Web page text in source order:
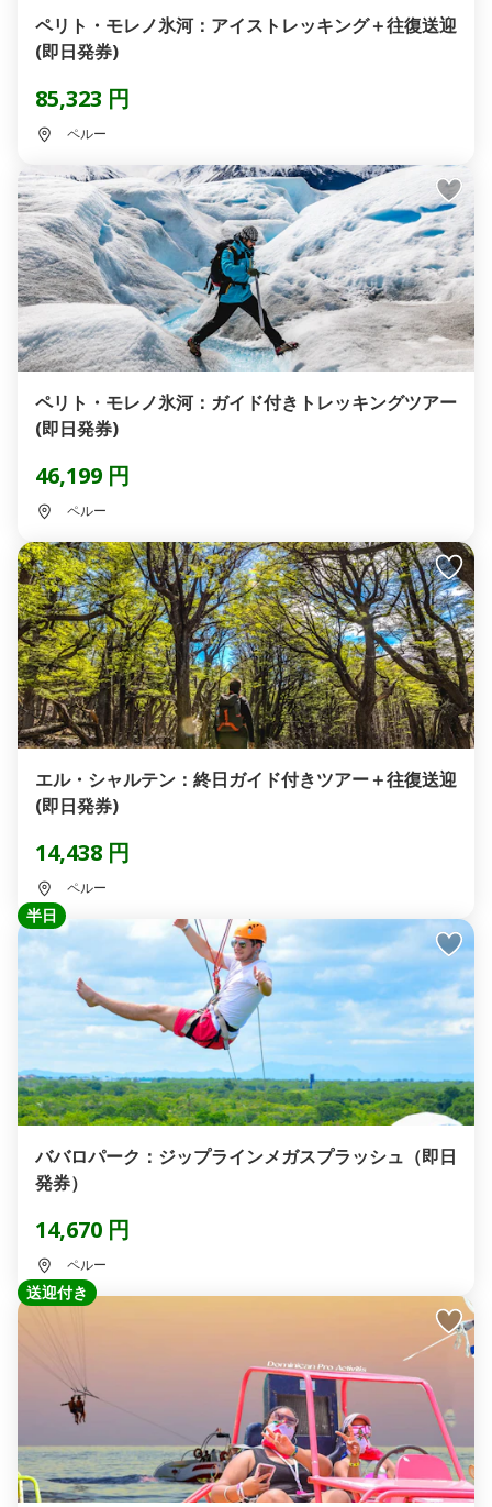
ペリト・モレノ氷河：アイストレッキング＋往復送迎
(即日発券)
85,323 円
ペルー
ペリト・モレノ氷河：ガイド付きトレッキングツアー
(即日発券)
46,199 円
ペルー
エル・シャルテン：終日ガイド付きツアー＋往復送迎
(即日発券)
14,438 円
ペルー
半日
ババロパーク：ジップラインメガスプラッシュ（即日
発券）
14,670 円
ペルー
送迎付き